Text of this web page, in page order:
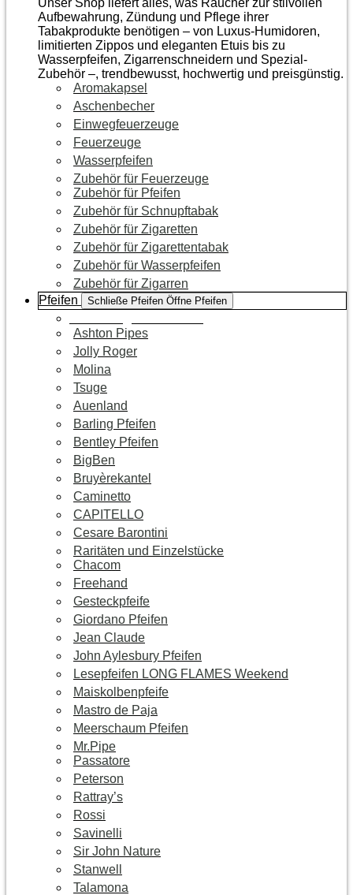
Unser Shop liefert alles, was Raucher zur stilvollen
Aufbewahrung, Zündung und Pflege ihrer
Tabakprodukte benötigen – von Luxus-Humidoren,
limitierten Zippos und eleganten Etuis bis zu
Wasserpfeifen, Zigarrenschneidern und Spezial-
Zubehör –, trendbewusst, hochwertig und preisgünstig.
Aromakapsel
Aschenbecher
Einwegfeuerzeuge
Feuerzeuge
Wasserpfeifen
Zubehör für Feuerzeuge
Zubehör für Pfeifen
Zubehör für Schnupftabak
Zubehör für Zigaretten
Zubehör für Zigarettentabak
Zubehör für Wasserpfeifen
Zubehör für Zigarren
Pfeifen
Schließe Pfeifen Öffne Pfeifen
Ashton Pipes
Jolly Roger
Molina
Tsuge
Auenland
Barling Pfeifen
Bentley Pfeifen
BigBen
Bruyèrekantel
Caminetto
CAPITELLO
Cesare Barontini
Raritäten und Einzelstücke
Chacom
Freehand
Gesteckpfeife
Giordano Pfeifen
Jean Claude
John Aylesbury Pfeifen
Lesepfeifen LONG FLAMES Weekend
Maiskolbenpfeife
Mastro de Paja
Meerschaum Pfeifen
Mr.Pipe
Passatore
Peterson
Rattray’s
Rossi
Savinelli
Sir John Nature
Stanwell
Talamona